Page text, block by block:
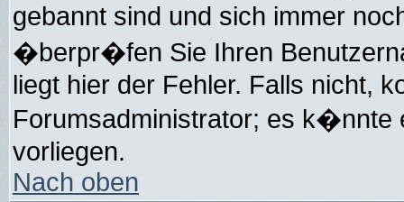
gebannt sind und sich immer
�berpr�fen Sie Ihren
liegt hier der Fehler. Falls nicht,
Forumsadministrator; es k�nnte
vorliegen.
Nach oben